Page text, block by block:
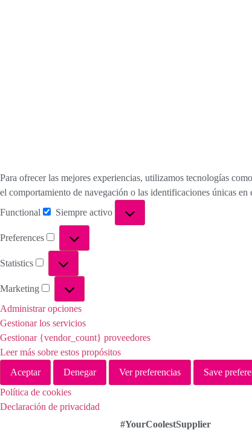
Para ofrecer las mejores experiencias, utilizamos tecnologías
el comportamiento de navegación o las identificaciones únicas
Functional
Siempre activo
Preferences
Statistics
Marketing
Administrar opciones
Gestionar los servicios
Gestionar {vendor_count} proveedores
Leer más sobre estos propósitos
Aceptar
Denegar Ver preferencias Save
Política de cookies
Declaración de privacidad
#YourCoolestSupplier